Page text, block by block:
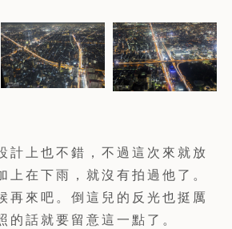
計上也不錯，不過這次來就放
上在下雨，就沒有拍過他了。
再來吧。倒這兒的反光也挺厲
的話就要留意這一點了。